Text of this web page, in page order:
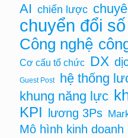
AI chiến lược
chuyển đổi số
Công nghệ
Cơ cấu tổ chức DX
Guest Post hệ thống
khung năng lực
KPI lương 3Ps
Mô hình kinh doanh